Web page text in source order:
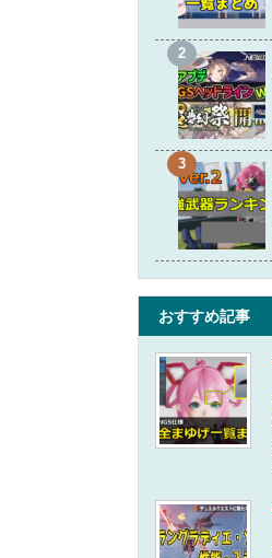
おすすめ記事